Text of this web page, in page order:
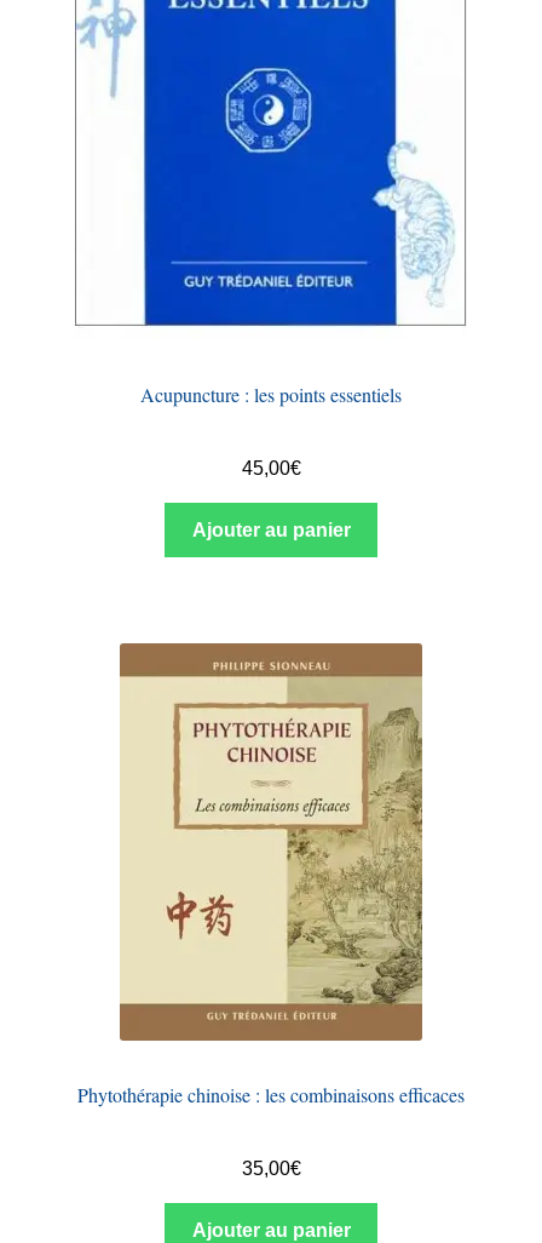
Acupuncture : les points essentiels
45,00€
Ajouter au panier
Phytothérapie chinoise : les combinaisons efficaces
35,00€
Ajouter au panier